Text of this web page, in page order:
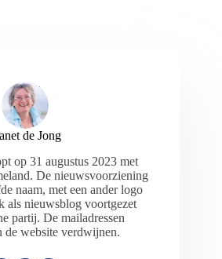
de Jong
op 31 augustus 2023 met
De nieuwsvoorziening
naam, met een ander logo
als nieuwsblog voortgezet
partij. De mailadressen
de website verdwijnen.